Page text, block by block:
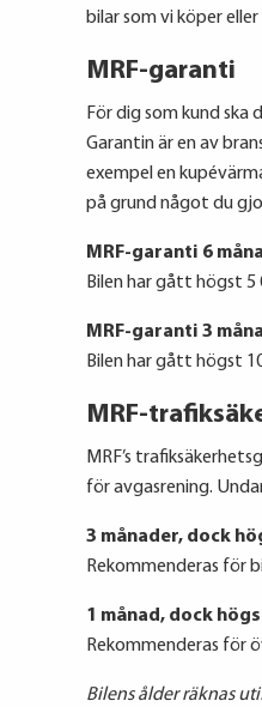
bilar som vi köper
MRF-garanti
För dig som kund ska
Garantin är en av
exempel en
på grund något du
MRF-garanti 6
Bilen har gått högst 5
MRF-garanti 3
Bilen har gått högst
MRF-
MRF’s
för avgasrening.
3 månader, dock
Rekommenderas för
1 månad, dock
Rekommenderas för
Bilens ålder räknas